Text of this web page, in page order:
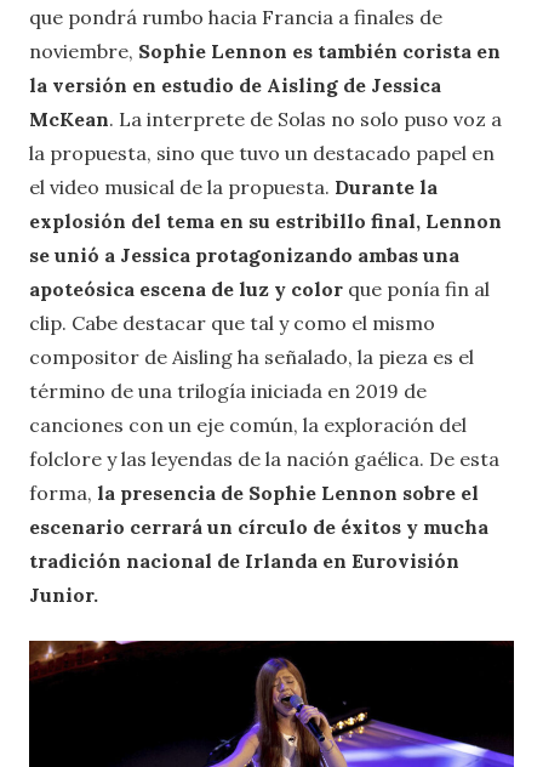
que pondrá rumbo hacia Francia a finales de
noviembre, Sophie Lennon es también corista en
la versión en estudio de Aisling de Jessica
McKean. La interprete de Solas no solo puso voz a
la propuesta, sino que tuvo un destacado papel en
el video musical de la propuesta. Durante la
explosión del tema en su estribillo final, Lennon
se unió a Jessica protagonizando ambas una
apoteósica escena de luz y color que ponía fin al
clip. Cabe destacar que tal y como el mismo
compositor de Aisling ha señalado, la pieza es el
término de una trilogía iniciada en 2019 de
canciones con un eje común, la exploración del
folclore y las leyendas de la nación gaélica. De esta
forma, la presencia de Sophie Lennon sobre el
escenario cerrará un círculo de éxitos y mucha
tradición nacional de Irlanda en Eurovisión
Junior.